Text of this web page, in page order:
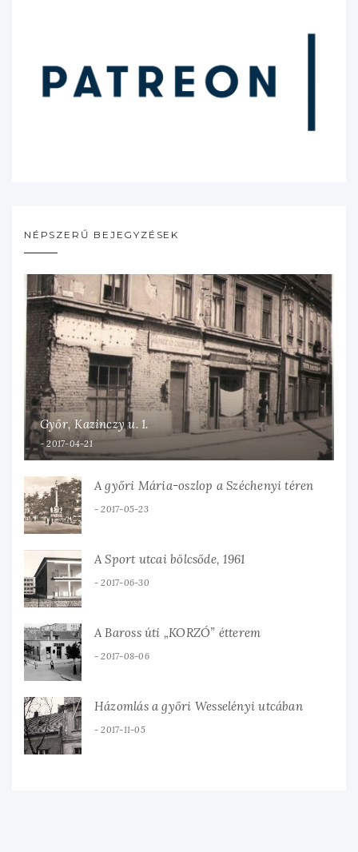
NÉPSZERŰ BEJEGYZÉSEK
Győr, Kazinczy u. 1.
2017-04-21
A győri Mária-oszlop a Széchenyi téren
2017-05-23
A Sport utcai bölcsőde, 1961
2017-06-30
A Baross úti „KORZÓ” étterem
2017-08-06
Házomlás a győri Wesselényi utcában
2017-11-05